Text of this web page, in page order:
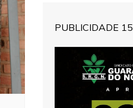
PUBLICIDADE 15